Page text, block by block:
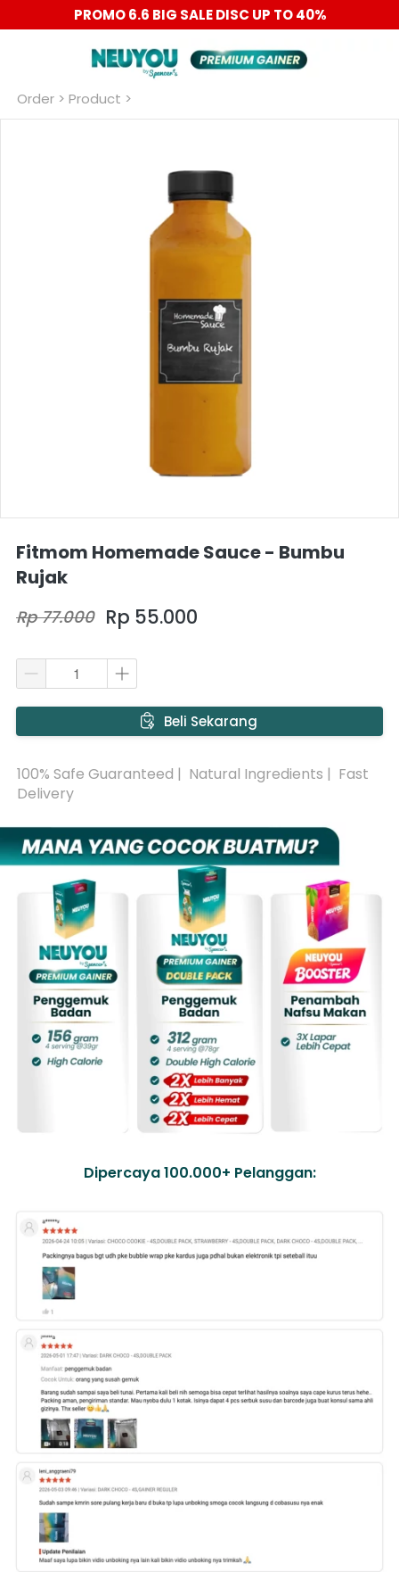
PROMO 6.6 BIG SALE DISC UP TO 40%
Order > Product >
Fitmom Homemade Sauce - Bumbu
Rujak
Rp 77.000 Rp 55.000
` Beli Sekarang
100% Safe Guaranteed |  Natural Ingredients |  Fast
Delivery
Dipercaya 100.000+ Pelanggan: